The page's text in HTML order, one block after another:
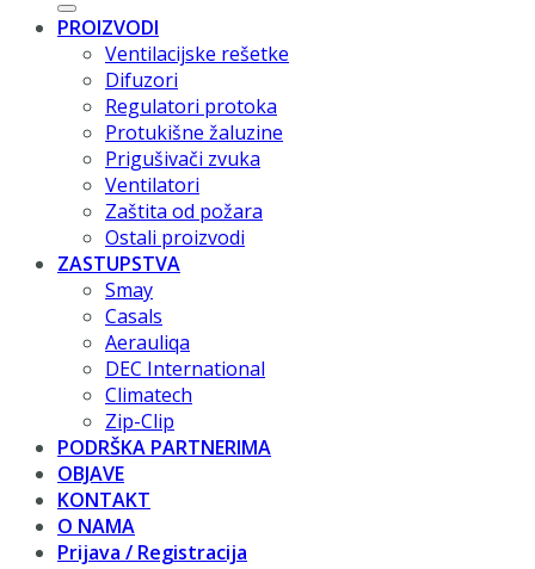
PROIZVODI
Ventilacijske rešetke
Difuzori
Regulatori protoka
Protukišne žaluzine
Prigušivači zvuka
Ventilatori
Zaštita od požara
Ostali proizvodi
ZASTUPSTVA
Smay
Casals
Aerauliqa
DEC International
Climatech
Zip-Clip
PODRŠKA PARTNERIMA
OBJAVE
KONTAKT
O NAMA
Prijava / Registracija